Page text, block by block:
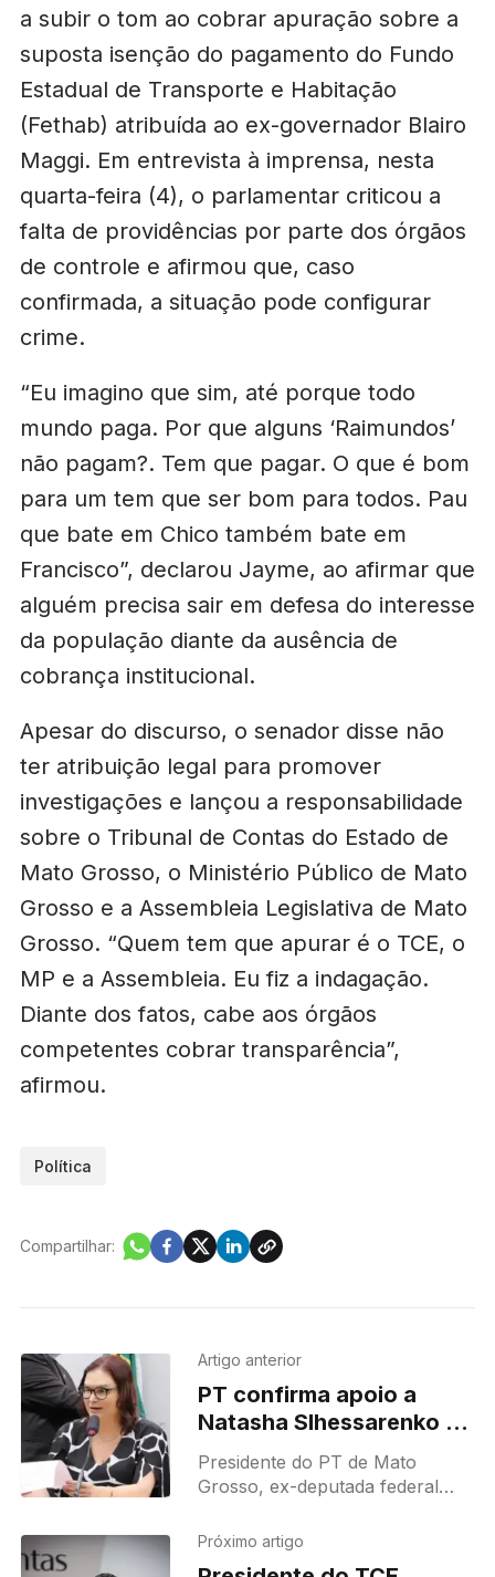
a subir o tom ao cobrar apuração sobre a
suposta isenção do pagamento do Fundo
Estadual de Transporte e Habitação
(Fethab) atribuída ao ex-governador Blairo
Maggi. Em entrevista à imprensa, nesta
quarta-feira (4), o parlamentar criticou a
falta de providências por parte dos órgãos
de controle e afirmou que, caso
confirmada, a situação pode configurar
crime.
“Eu imagino que sim, até porque todo
mundo paga. Por que alguns ‘Raimundos’
não pagam?. Tem que pagar. O que é bom
para um tem que ser bom para todos. Pau
que bate em Chico também bate em
Francisco”, declarou Jayme, ao afirmar que
alguém precisa sair em defesa do interesse
da população diante da ausência de
cobrança institucional.
Apesar do discurso, o senador disse não
ter atribuição legal para promover
investigações e lançou a responsabilidade
sobre o Tribunal de Contas do Estado de
Mato Grosso, o Ministério Público de Mato
Grosso e a Assembleia Legislativa de Mato
Grosso. “Quem tem que apurar é o TCE, o
MP e a Assembleia. Eu fiz a indagação.
Diante dos fatos, cabe aos órgãos
competentes cobrar transparência”,
afirmou.
Política
Compartilhar:
Artigo anterior
PT confirma apoio a
Natasha Slhessarenko ao
Governo e quer ampliar
arco de aliança em MT
Presidente do PT de Mato
Grosso, ex-deputada federal
da Companhia Nacional de
Próximo artigo